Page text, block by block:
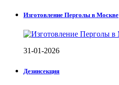
Изготовление Перголы в Москве
31-01-2026
Дезинсекция